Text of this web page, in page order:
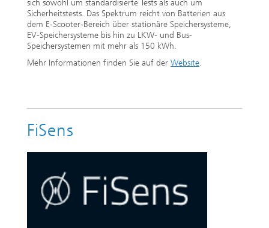
sich sowohl um standardisierte Tests als auch um
Sicherheitstests. Das Spektrum reicht von Batterien aus
dem E-Scooter-Bereich über stationäre Speichersysteme,
EV-Speichersysteme bis hin zu LKW- und Bus-
Speichersystemen mit mehr als 150 kWh.
Mehr Informationen finden Sie auf der Website.
FiSens